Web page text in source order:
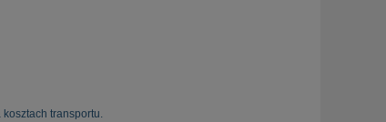
transportu.